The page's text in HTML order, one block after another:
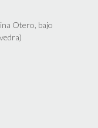
Otero, bajo